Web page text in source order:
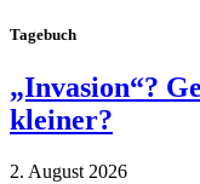
Tagebuch
„Invasion“?
kleiner?
2. August 2026